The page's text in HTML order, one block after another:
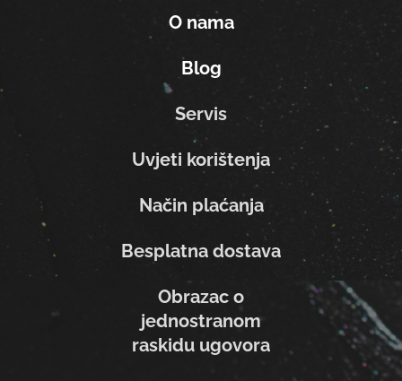
O nama
Blog
Servis
Uvjeti korištenja
Način plaćanja
Besplatna dostava
Obrazac o
jednostranom
raskidu ugovora